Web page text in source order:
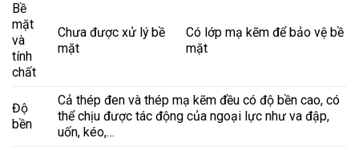
Bề
mặt
và
tính
chất
Chưa được xử lý bề
mặt
Có lớp mạ kẽm để bảo vệ bề
mặt
Độ
bền
Cả thép đen và thép mạ kẽm đều có độ bền cao, có
thể chịu được tác động của ngoại lực như va đập,
uốn, kéo,…